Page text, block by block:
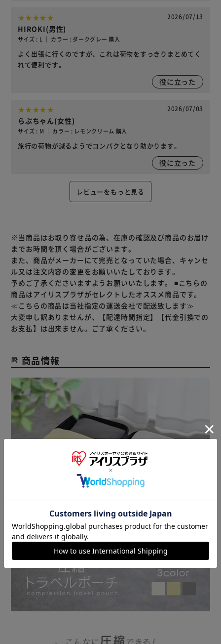
2026/07/13
HIROKI(男性)
サイズ : L ｜ カラー : ダークグレー 購入
よく出張に行くのですが、これは荷物をすっきりまとめてく
れて便利です。
役に立った
2026/07/03
らぶちゃん(女性)
サイズ : M ｜ カラー : レモンクリーム 購入
旅行の荷物が減るようでコンパクとなり助かります。
役に立った
レビューをもっと見る
※当商品はお取り寄せ品の為、在庫の確認及び商品のお届け
までお時間を頂く場合がございます。
また、商品がメーカーにて完売となっていた場合、キャンセ
ル又は注文内容の変更をお願いいたしております。
予めご了承くださいますようお願いいたします。 ■こちらの
商品はアイリスプラザがセレクトしたオススメ商品です。
≪こちらの商品は当社指定の運送会社で配送致します≫
大変申し訳ありませんが、【配達時間指定】【代金引換での
お支払】は出来ません。ご了承ください。
商品情報